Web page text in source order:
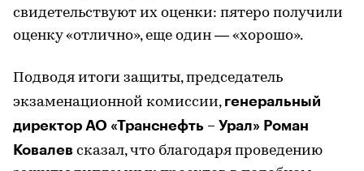
свидетельствуют их оценки: пятеро получили
оценку «отлично», еще один — «хорошо».
Подводя итоги защиты, председатель
экзаменационной комиссии, генеральный
директор АО «Транснефть – Урал» Роман
Ковалев сказал, что благодаря проведению